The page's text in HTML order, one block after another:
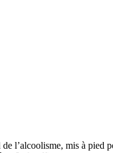
l’alcoolisme, mis à